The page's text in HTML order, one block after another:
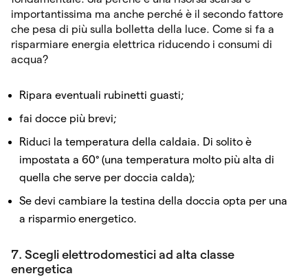
importantissima ma anche perché è il secondo fattore
che pesa di più sulla bolletta della luce. Come si fa a
risparmiare energia elettrica riducendo i consumi di
acqua?
Ripara eventuali rubinetti guasti;
fai docce più brevi;
Riduci la temperatura della caldaia. Di solito è
impostata a 60° (una temperatura molto più alta di
quella che serve per doccia calda);
Se devi cambiare la testina della doccia opta per una
a risparmio energetico.
7. Scegli elettrodomestici ad alta classe
energetica